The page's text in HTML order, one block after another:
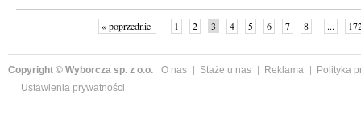
« poprzednie 1 2 3 4 5 6 7 8 ...
Copyright © Wyborcza sp. z o.o. O nas Staże u nas Reklama
Polityka
Ustawienia prywatności